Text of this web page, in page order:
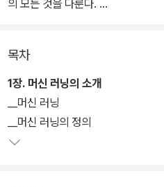
의 모든 것을 다룬다.
판단과 예측을 이끄는 데 있어 머신
있다. 이에 대한 기초적인 내용뿐만
어떻게 적용할 것인지 자세하게 설
된 하둡(Hadoop)에 대한 기초와
하고 있어, 빅데이터 환경에서 사용
목차
1장. 머신 러닝의 소개
__머신 러닝
__머신 러닝의 정의